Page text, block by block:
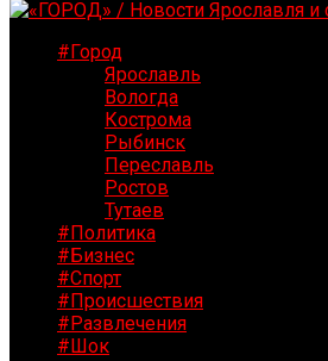
#Город
Ярославль
Вологда
Кострома
Рыбинск
Переславль
Ростов
Тутаев
#Политика
#Бизнес
#Спорт
#Происшествия
#Развлечения
#Шок